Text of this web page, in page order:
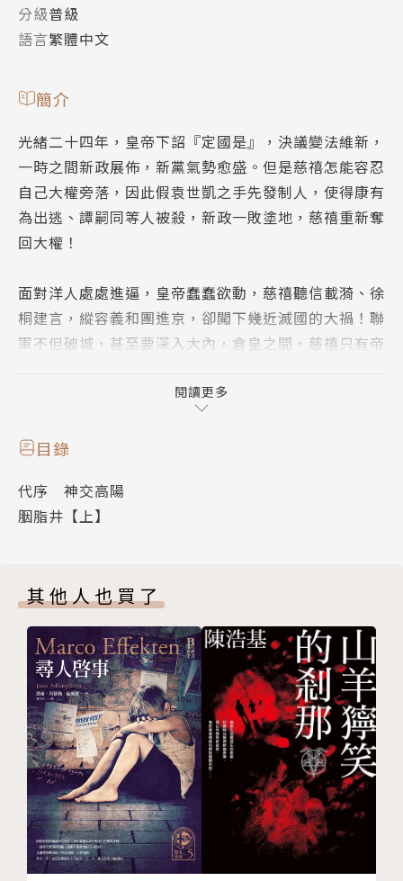
分級普級
語言繁體中文
簡介
光緒二十四年，皇帝下詔『定國是』，決議變法維新，
一時之間新政展佈，新黨氣勢愈盛。但是慈禧怎能容忍
自己大權旁落，因此假袁世凱之手先發制人，使得康有
為出逃、譚嗣同等人被殺，新政一敗塗地，慈禧重新奪
回大權！
面對洋人處處進逼，皇帝蠢蠢欲動，慈禧聽信載漪、徐
桐建言，縱容義和團進京，卻闖下幾近滅國的大禍！聯
軍不但破城，甚至要深入大內，倉皇之間，慈禧只有帝
但是慈禧立刻又想到珍妃的那張紙條，皇帝會不會乘機
重振乾綱，挺身出來問事？看來，只有將珍妃扔入井
作者簡介
0年入上海聖約翰大學求學，因抗日戰爭影響未完成學
校遷至台灣。1959年卸軍職，投身報界，曾任中華日
報總主筆。1962年發表第一部歷史小說《李娃》，一
鳴驚人，此後著述不輟，著作等身，《慈禧全傳》、
《胡雪巖全傳》、《紅樓夢斷》等七十多部長篇歷史小
說，無不膾炙人口，是中國當代最具代表性的歷史小說
大師。1992年去世。
閱讀更多
目錄
代序 神交高陽
胭脂井【上】
其他人也買了